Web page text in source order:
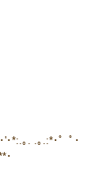
'･*:.｡. .｡.:*･゜ﾟ･
･